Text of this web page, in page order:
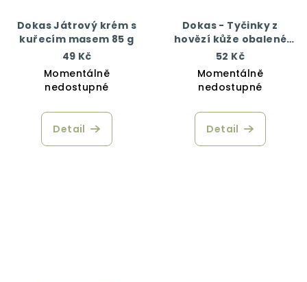
Dokas Játrový krém s
kuřecím masem 85 g
49 Kč
Momentálně
nedostupné
Detail
Dokas - Tyčinky z
hovězí kůže obalené
kachním 50 g
52 Kč
Momentálně
nedostupné
Detail